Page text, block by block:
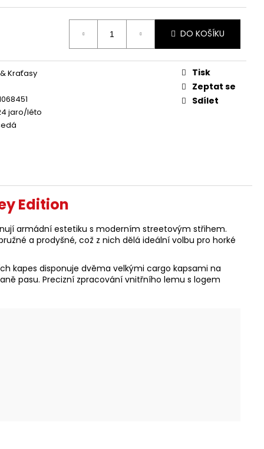
DO KOŠÍKU
Kraťasy
jaro/léto
Tisk
Zeptat se
Sdílet
Edition
armádní estetiku s moderním streetovým střihem.
a prodyšné, což z nich dělá ideální volbu pro horké
kapes disponuje dvěma velkými cargo kapsami na
pasu. Precizní zpracování vnitřního lemu s logem